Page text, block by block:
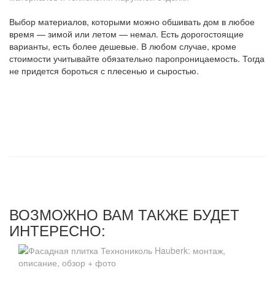
Выбор материалов, которыми можно обшивать дом в любое
время — зимой или летом — немал. Есть дорогостоящие
варианты, есть более дешевые. В любом случае, кроме
стоимости учитывайте обязательно паропроницаемость. Тогда
не придется бороться с плесенью и сыростью.
ВОЗМОЖНО ВАМ ТАКЖЕ БУДЕТ
ИНТЕРЕСНО: